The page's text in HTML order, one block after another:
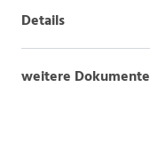
Details
weitere Dokumente